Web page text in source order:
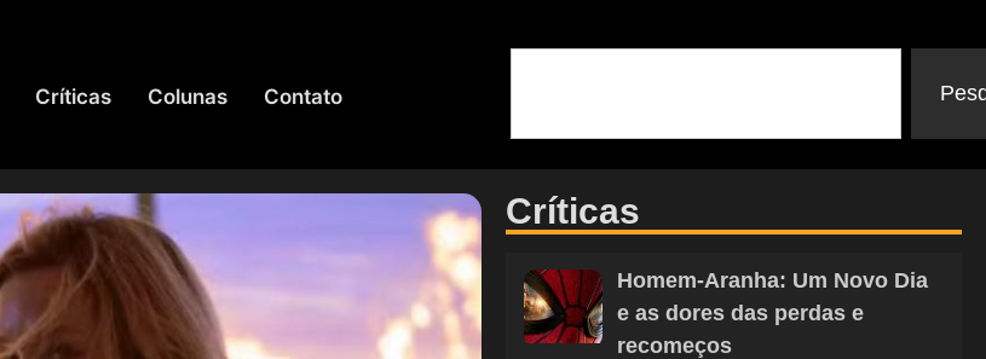
Críticas Colunas Contato
Críticas
Homem-Aranha: Um Novo Dia
e as dores das perdas e
recomeços